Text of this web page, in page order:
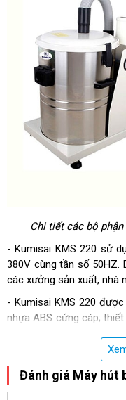
Chi tiết các bộ
- Kumisai KMS 220 sử
380V cùng tần số
các xưởng sản xuất, nhà
- Kumisai KMS 220
nhựa ABS cứng cáp;
Đánh giá Máy hút